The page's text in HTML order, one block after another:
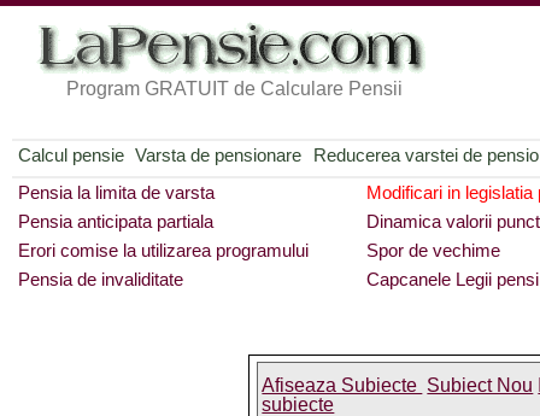
Program GRATUIT de Calculare Pensii
Calcul pensie Varsta de pensionare
Reducerea varstei de
Pensia la limita de varsta
Modificari in legislatia
Pensia anticipata partiala
Dinamica valorii
Erori comise la utilizarea programului
Spor de vechime
Pensia de invaliditate
Capcanele Legii
Afiseaza Subiecte Subiect Nou
subiecte